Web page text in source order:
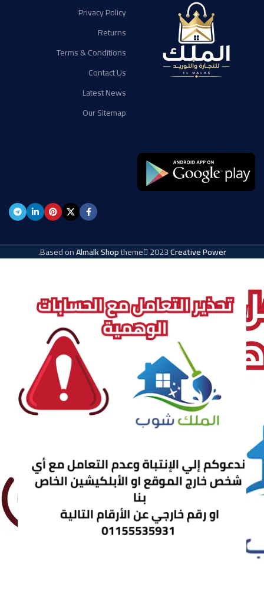
Privacy Policy
Returns
Terms & Conditions
Contact Us
Latest News
Our Sitemap
Based onAlmalk Shoptheme 2023Creative Power
.